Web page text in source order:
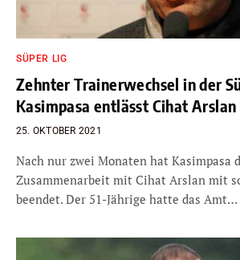
SÜPER LIG
Zehnter Trainerwechsel in der
Kasimpasa entlässt Cihat Arslan
25. OKTOBER 2021
Nach nur zwei Monaten hat Kasimpasa
Zusammenarbeit mit Cihat Arslan mit
beendet. Der 51-Jährige hatte das Amt…